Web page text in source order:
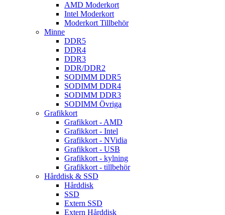
AMD Moderkort
Intel Moderkort
Moderkort Tillbehör
Minne
DDR5
DDR4
DDR3
DDR/DDR2
SODIMM DDR5
SODIMM DDR4
SODIMM DDR3
SODIMM Övriga
Grafikkort
Grafikkort - AMD
Grafikkort - Intel
Grafikkort - NVidia
Grafikkort - USB
Grafikkort - kylning
Grafikkort - tillbehör
Hårddisk & SSD
Hårddisk
SSD
Extern SSD
Extern Hårddisk